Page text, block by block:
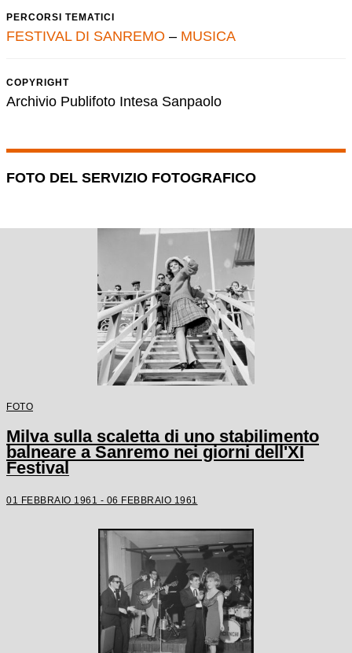
PERCORSI TEMATICI
FESTIVAL DI SANREMO – MUSICA
COPYRIGHT
Archivio Publifoto Intesa Sanpaolo
FOTO DEL SERVIZIO FOTOGRAFICO
FOTO
Milva sulla scaletta di uno stabilimento
balneare a Sanremo nei giorni dell'XI
Festival
01 FEBBRAIO 1961 - 06 FEBBRAIO 1961